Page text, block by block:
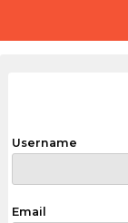
Username
Email